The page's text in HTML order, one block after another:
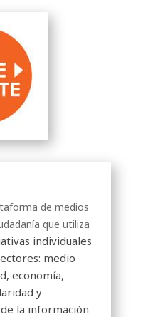
de medios
que utiliza
individuales
medio
economía,
y
la información